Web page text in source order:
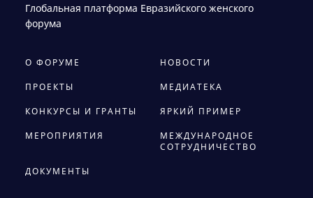
Глобальная платформа Евразийского женского
форума
О ФОРУМЕ НОВОСТИ
ПРОЕКТЫ МЕДИАТЕКА
КОНКУРСЫ И ГРАНТЫ ЯРКИЙ ПРИМЕР
МЕРОПРИЯТИЯ
МЕЖДУНАРОДНОЕ
СОТРУДНИЧЕСТВО
ДОКУМЕНТЫ